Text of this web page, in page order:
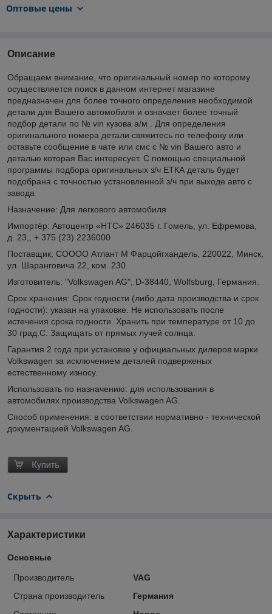
Оптовые цены
Описание
Обращаем внимание, что оригинальный номер по которому
осуществляется поиск в данном интернет магазине
предназначен для более точного определения необходимой
детали для Вашего автомобиля и означает более точный
подбор детали по № vin кузова а/м . Для определения
оригинального номера детали свяжитесь по телефону или
оставьте сообщение в чате или смс с № vin Вашего авто и
деталью которая Вас интересует. С помощью специальной
программы подбора оригинальных з/ч ЕТКА деталь будет
подобрана с точностью установленной з/ч при выходе авто с
завода
Назначение: Для легкового автомобиля
Импортёр: Автоцентр «НТС» 246035 г. Гомель, ул. Ефремова,
д. 23,, + 375 (23) 2236000
Поставщик; СОООО Атлант М Фарцойгхандель, 220022, Минск,
ул. Шаранговича 22, ком. 230.
Изготовитель: "Volkswagen AG", D-38440, Wolfsburg, Германия.
Срок хранения: Срок годности (либо дата производства и срок
годности): указан на упаковке. Не использовать после
истечения срока годности. Хранить при температуре от 10 до
30 град.С. Защищать от прямых лучей солнца.
Гарантия 2 года при установке у официальных дилеров марки
Volkswagen за исключением деталей подверженых
естественному износу.
Использовать по назначению: для использования в
автомобилях производства Volkswagen AG.
Способ применения: в соответствии нормативно - технической
документацией Volkswagen AG.
Скрыть
Характеристики
Основные
Производитель
VAG
Страна производитель
Германия